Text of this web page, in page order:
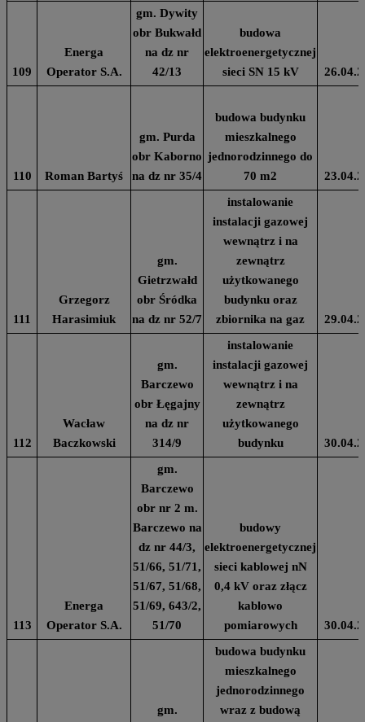
109
Energa
Operator S.A.
gm. Dywity
obr Bukwałd
na dz nr
42/13
budowa
elektroenergetycznej
sieci SN 15 kV
110 Roman Bartyś
gm. Purda
obr Kaborno
na dz nr 35/4
budowa budynku
mieszkalnego
jednorodzinnego do
70 m2
111
Grzegorz
Harasimiuk
gm.
Gietrzwałd
obr Śródka
na dz nr 52/7
instalowanie
instalacji gazowej
wewnątrz i na
zewnątrz
użytkowanego
budynku oraz
zbiornika na gaz
112
Wacław
Baczkowski
gm.
Barczewo
obr Łęgajny
na dz nr
314/9
instalowanie
instalacji gazowej
wewnątrz i na
zewnątrz
użytkowanego
budynku
113
Energa
Operator S.A.
gm.
Barczewo
obr nr 2 m.
Barczewo na
dz nr 44/3,
51/66, 51/71,
51/67, 51/68,
51/69, 643/2,
51/70
budowy
elektroenergetycznej
sieci kablowej nN
0,4 kV oraz złącz
kablowo
pomiarowych
gm.
budowa budynku
mieszkalnego
jednorodzinnego
wraz z budową